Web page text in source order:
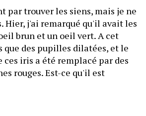
par trouver les siens, mais je ne
Hier, j'ai remarqué qu'il avait les
brun et un oeil vert. A cet
que des pupilles dilatées, et le
iris a été remplacé par des
rouges. Est-ce qu'il est